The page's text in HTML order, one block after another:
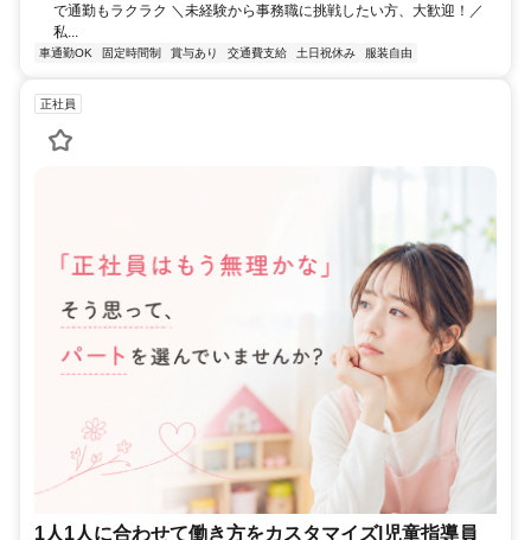
で通勤もラクラク ＼未経験から事務職に挑戦したい方、大歓迎！／
私...
車通勤OK 固定時間制 賞与あり 交通費支給 土日祝休み 服装自由
正社員
1人1人に合わせて働き方をカスタマイズ|児童指導員